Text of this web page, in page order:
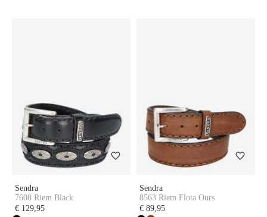
Sendra
7608 Riem Black
€ 129,95
Sendra
8563 Riem Flota Ours
€ 89,95